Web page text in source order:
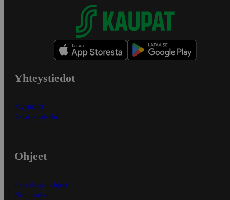
Yhteystiedot
Myymälät
Asiakaspalvelu
Ohjeet
Ensitilaajan ohjeet
Näin maksat